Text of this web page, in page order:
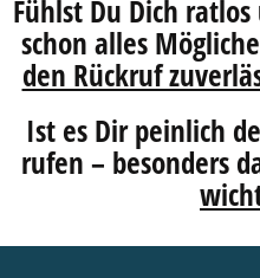
Fühlst Du Dich
schon alles
den Rückruf
Ist es Dir peinlich
rufen – besonders